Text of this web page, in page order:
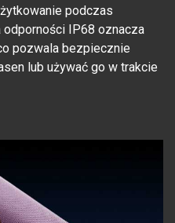
podczas
IP68 oznacza
pozwala bezpiecznie
lub używać go w trakcie